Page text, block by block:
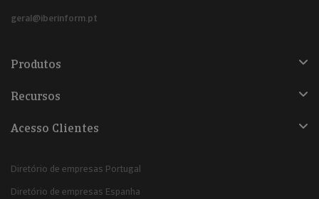
geral@iberinform.pt
Produtos
Recursos
Acesso Clientes
Diretório de empresas Portugal
Diretório de empresas Espanha